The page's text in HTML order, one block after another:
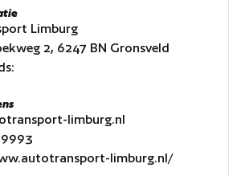
Limburg
2, 6247 BN Gronsveld
limburg.nl
limburg.nl/